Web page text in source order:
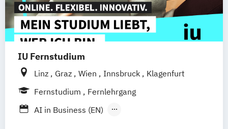
IU Fernstudium
Linz Graz Wien Innsbruck
Klagenfurt
Fernstudium
Fernlehrgang
AI in Business (EN)